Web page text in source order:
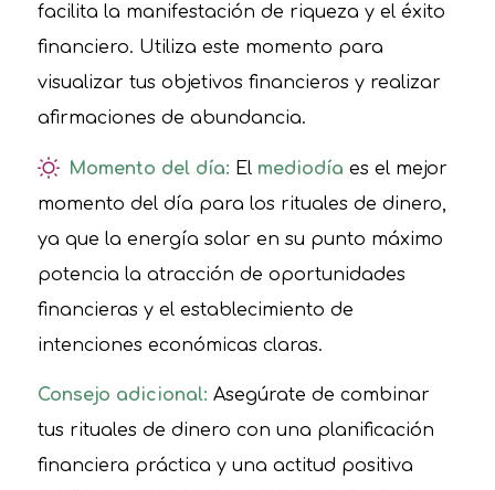
facilita la manifestación de riqueza y el éxito
financiero. Utiliza este momento para
visualizar tus objetivos financieros y realizar
afirmaciones de abundancia.
Momento del día: El mediodía es el mejor
momento del día para los rituales de dinero,
ya que la energía solar en su punto máximo
potencia la atracción de oportunidades
financieras y el establecimiento de
intenciones económicas claras.
Consejo adicional: Asegúrate de combinar
tus rituales de dinero con una planificación
financiera práctica y una actitud positiva